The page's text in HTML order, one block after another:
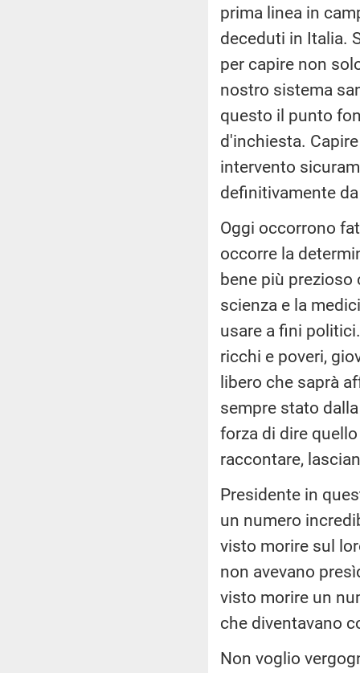
prima linea in
deceduti in Italia.
per capire non
nostro sistema
questo il punto
d'inchiesta.
intervento
definitivamente
Oggi occorrono
occorre la
bene più prezioso
scienza e la
usare a fini
ricchi e poveri,
libero che saprà
sempre stato
forza di dire
raccontare,
Presidente in
un numero
visto morire sul
non avevano
visto morire un
che diventavano
Non voglio